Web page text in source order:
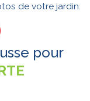
de votre jardin.
pour